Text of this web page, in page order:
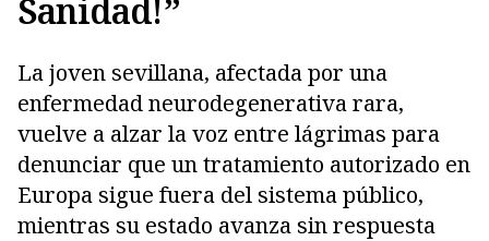
Sanidad!”
La joven sevillana, afectada por una
enfermedad neurodegenerativa rara,
vuelve a alzar la voz entre lágrimas para
denunciar que un tratamiento autorizado en
Europa sigue fuera del sistema público,
mientras su estado avanza sin respuesta